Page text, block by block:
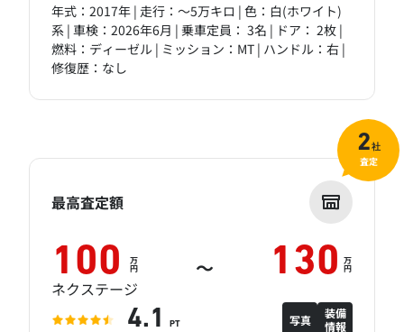
年式：2017年 | 走行：～5万キロ | 色：白(ホワイト)
系 | 車検：2026年6月 | 乗車定員： 3名 | ドア： 2枚 |
燃料：ディーゼル | ミッション：MT | ハンドル：右 |
修復歴：なし
最高査定額
100 万
円 ～ 130 万
円
ネクステージ
4.1 PT 写真
装備
情報
2社
査定